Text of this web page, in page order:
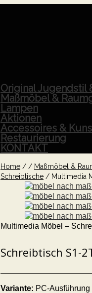
Original Jugendstil
Maßmöbel &
Lampen
Aktionen
Accessoires &
Restaurierung
KONTAKT
Home / / Maßmöbel &
Schreibtische / Multimedia
Multimedia Möbel –
Schreibtisch S1-
Variante: PC-